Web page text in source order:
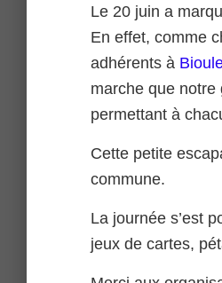
Le 20 juin a
En effet, comme
adhérents à
marche que notre
permettant à
Cette petite
commune.
La journée s’est
jeux de cartes,